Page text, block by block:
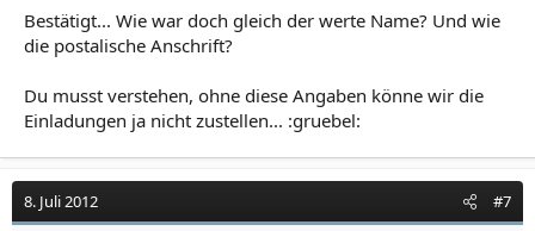
Bestätigt... Wie war doch gleich der werte Name? Und wie
die postalische Anschrift?
Du musst verstehen, ohne diese Angaben könne wir die
Einladungen ja nicht zustellen... :gruebel:
8. Juli 2012 #7